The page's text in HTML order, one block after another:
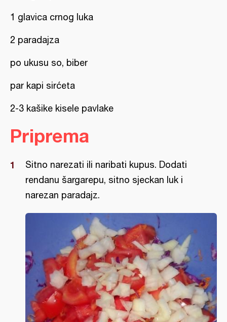
1 glavica crnog luka
2 paradajza
po ukusu so, biber
par kapi sirćeta
2-3 kašike kisele pavlake
Priprema
Sitno narezati ili naribati kupus. Dodati
rendanu šargarepu, sitno sjeckan luk i
narezan paradajz.